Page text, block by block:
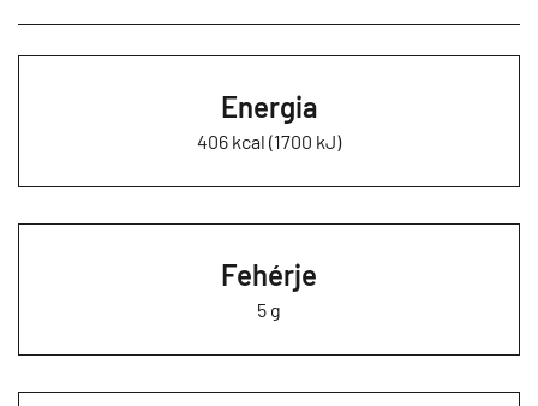
Energia
406 kcal (1700 kJ)
Fehérje
5 g